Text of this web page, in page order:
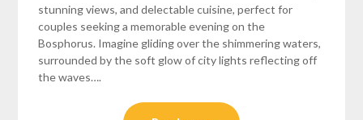
stunning views, and delectable cuisine, perfect for
couples seeking a memorable evening on the
Bosphorus. Imagine gliding over the shimmering waters,
surrounded by the soft glow of city lights reflecting off
the waves….